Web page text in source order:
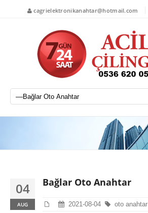
cagrielektronikanahtar@hotmail.com
04
AUG
Bağlar Oto Anahtar
2021-08-04 oto anahtar